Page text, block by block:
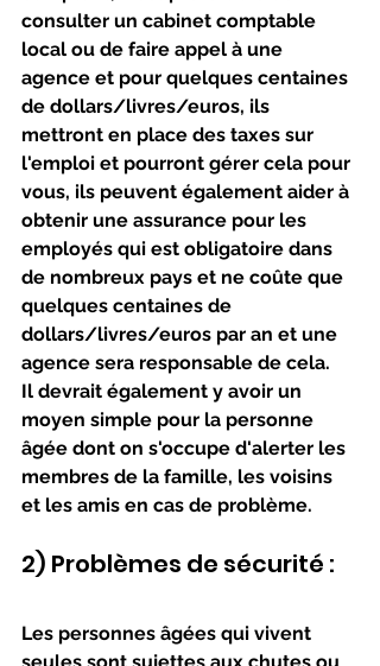
consulter un cabinet comptable
local ou de faire appel à une
agence et pour quelques centaines
de dollars/livres/euros, ils
mettront en place des taxes sur
l'emploi et pourront gérer cela pour
vous, ils peuvent également aider à
obtenir une assurance pour les
employés qui est obligatoire dans
de nombreux pays et ne coûte que
quelques centaines de
dollars/livres/euros par an et une
agence sera responsable de cela.
Il devrait également y avoir un
moyen simple pour la personne
âgée dont on s'occupe d'alerter les
membres de la famille, les voisins
et les amis en cas de problème.
2) Problèmes de sécurité :
Les personnes âgées qui vivent
seules sont sujettes aux chutes ou